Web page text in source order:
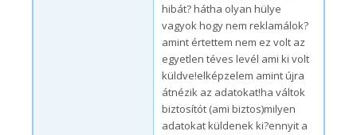
hibát? hátha olyan hülye
vagyok hogy nem reklamálok?
amint értettem nem ez volt az
egyetlen téves levél ami ki volt
küldve!elképzelem amint újra
átnézik az adatokat!ha váltok
biztosítót (ami biztos)milyen
adatokat küldenek ki?ennyit a